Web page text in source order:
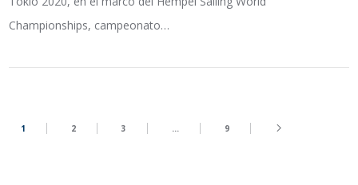
Championships, campeonato…
1 2 3 … 9